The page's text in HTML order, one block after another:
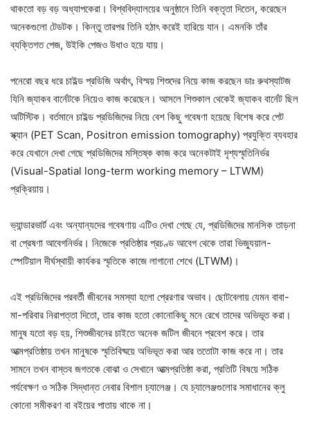
থাকতো বড় বড় অধ্যাপকেরা। বিশ্ববিদ্যালয়ের অনুষ্ঠানে তিনি বক্তৃতা দিতেন, করেছেন
অনেকগুলো টেডটক। কিন্তু তারপর তিনি হঠাৎ করেই হারিয়ে যান। এমনকি তাঁর
ব্যক্তিগত পেজ, উইকি পেজও উধাও হয়ে যায়।
পনেরো বছর ধরে চাইল্ড প্রডিজি অর্থাৎ, বিস্ময় শিশুদের নিয়ে কাজ করছেন ডাঃ রুথস্যাটজ
যিনি জ্যাকব বার্নেটকে নিয়েও কাজ করেছেন। আসলে শিশুকাল থেকেই জ্যাকব বার্নেট ছিল
অটিস্টিক। বর্তমানে চাইল্ড প্রডিজিদের নিয়ে বেশ কিছু গবেষণা হয়েছে বিশেষ করে পেট
স্ক্যান (PET Scan, Positron emission tomography) প্রযুক্তি ব্যবহার
করে যেখানে দেখা গেছে প্রডিজিদের মস্তিষ্ক কাজ করে অনেকটাই দৃশ্যস্মৃতিনির্ভর
(Visual-Spatial long-term working memory – LTWM)
প্রক্রিয়ায়।
ভ্যান্ডারভার্ট এবং অন্যান্যদের গবেষণায় এটিও দেখা গেছে যে, প্রডিজিদের মানসিক তাড়না
বা প্রেষণা আবেগনির্ভর। নিজেকে প্রতিষ্ঠার প্রচণ্ড আবেগ থেকে তারা ভিজ্যুয়াল-
স্পেটিয়াল দীর্ঘস্থায়ী কার্যকর স্মৃতিকে কাজে লাগানো শেখে (LTWM)।
এই প্রডিজিদের পরবর্তী জীবনের সমস্যা হলো প্রেরণার অভাব। ছোটবেলায় যেমন বাবা-
মা-পরিবার নিরাপত্তা দিতো, তার কাজ হতো কোনোকিছু মনে রেখে তাদের অভিভূত করা।
মানুষ যতো বড় হয়, শিশুজীবনের চাইতে অনেক জটিল জীবনে প্রবেশ করে। তার
আত্মপ্রতিষ্ঠায় তখন মানুষকে স্মৃতিবিষ্ময়ে অভিভূত করা আর ততোটা কাজ করে না। তার
সামনে তখন বাস্তব জগতকে বোঝা ও সেখানে আত্মপ্রতিষ্ঠা করা, প্রতিটি বিষয়ে সঠিক
পর্যবেক্ষণ ও সঠিক সিদ্ধান্ত নেবার বিশাল চ্যালেঞ্জ। যে চ্যালেঞ্জগুলোর সমাধানের ক্লু
কোনো সমীকরণ বা বইয়ের পাতায় থাকে না।